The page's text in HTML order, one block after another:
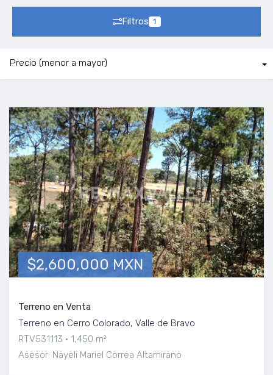
Filtros 1
$2,600,000 MXN
Terreno en Venta
Terreno en Cerro Colorado, Valle de Bravo
RTV531113
1,450 m²
Asesor: Nayeli Mariel Correa Altamirano